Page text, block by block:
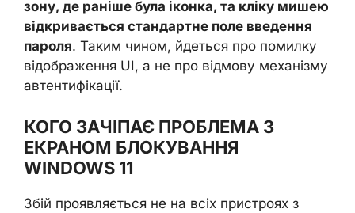
зону, де раніше була іконка, та кліку мишею
відкривається стандартне поле введення
пароля. Таким чином, йдеться про помилку
відображення UI, а не про відмову механізму
автентифікації.
КОГО ЗАЧІПАЄ ПРОБЛЕМА З
ЕКРАНОМ БЛОКУВАННЯ
WINDOWS 11
Збій проявляється не на всіх пристроях з